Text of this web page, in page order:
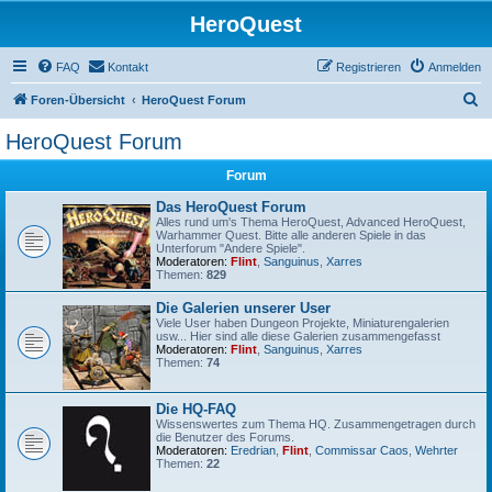
HeroQuest
FAQ Kontakt Anmelden
Registrieren
Foren-Übersicht HeroQuest Forum
HeroQuest Forum
Forum
Das HeroQuest Forum
Alles rund um's Thema HeroQuest, Advanced HeroQuest,
Warhammer Quest. Bitte alle anderen Spiele in das
Unterforum "Andere Spiele".
Moderatoren: Flint Sanguinus Xarres
Themen: 829
Die Galerien unserer User
Viele User haben Dungeon Projekte, Miniaturengalerien
usw... Hier sind alle diese Galerien zusammengefasst
Moderatoren: Flint Sanguinus Xarres
Themen: 74
Die HQ-FAQ
Wissenswertes zum Thema HQ. Zusammengetragen durch
die Benutzer des Forums.
Moderatoren: Eredrian Flint Commissar Caos Wehrter
Themen: 22